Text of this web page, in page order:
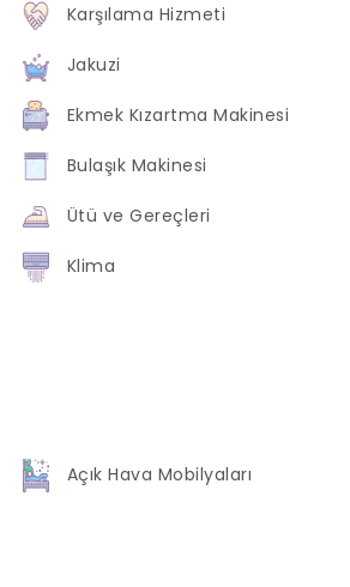
Karşılama Hizmeti
Jakuzi
Ekmek Kızartma Makinesi
Bulaşık Makinesi
Ütü ve Gereçleri
Klima
Açık Hava Mobilyaları